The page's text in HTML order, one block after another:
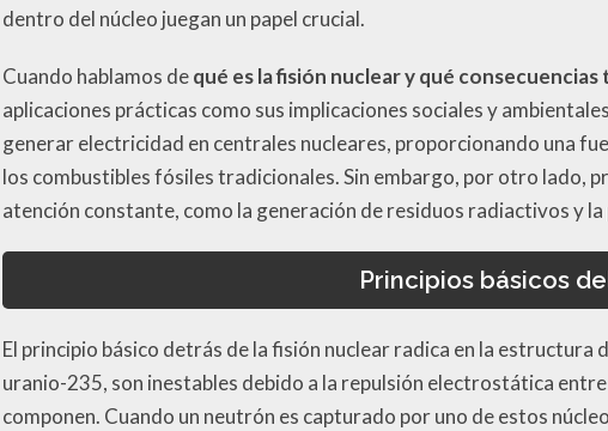
dentro del núcleo juegan un papel crucial.
Cuando hablamos dequé es la fisión nuclear y qué consecuencias
aplicaciones prácticas como sus implicaciones sociales y
generar electricidad en centrales nucleares, proporcionando una
los combustibles fósiles tradicionales. Sin embargo, por otro lado,
atención constante, como la generación de residuos radiactivos y
Principios básicos
El principio básico detrás de la fisión nuclear radica en la estructura
uranio-235, son inestables debido a la repulsión electrostática
componen. Cuando un neutrón es capturado por uno de estos